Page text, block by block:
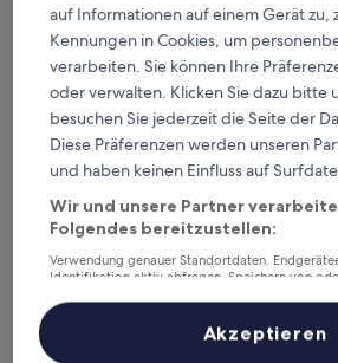
(32
Bewertungen)
Comfort Hotel ERA
Comfort Hotel ERA Sapporo North
Comfort Hotel ERA Sapporo North
auf Informationen auf einem Gerät zu,
Kennungen in Cookies, um
verarbeiten. Sie können Ihre
oder verwalten. Klicken Sie dazu bitte
besuchen Sie jederzeit die Seite der
Diese Präferenzen werden unseren
und haben keinen Einfluss auf
Wir und unsere Partner
Folgendes bereitzustellen:
Verwendung genauer Standortdaten.
Identifikation aktiv abfragen. Speichern von
Inhalte, Messung von Werbeleistung und der
Zielgruppenforschung sowie Entwicklung und
Akzeptieren